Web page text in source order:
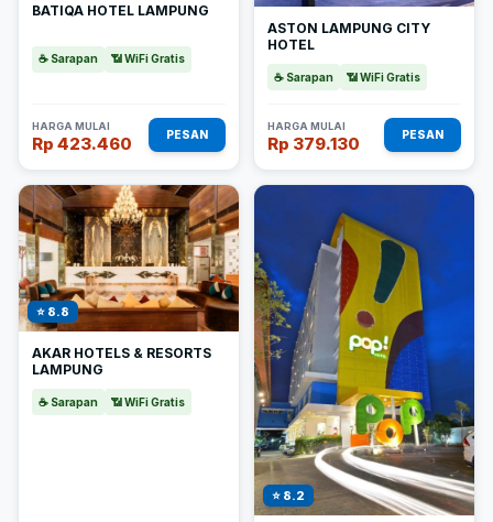
BATIQA HOTEL LAMPUNG
☕ Sarapan 📶 WiFi Gratis
HARGA MULAI
Rp 423.460 PESAN
ASTON LAMPUNG CITY
HOTEL
☕ Sarapan 📶 WiFi Gratis
HARGA MULAI
Rp 379.130 PESAN
⭐ 8.8
AKAR HOTELS & RESORTS
LAMPUNG
☕ Sarapan 📶 WiFi Gratis
⭐ 8.2